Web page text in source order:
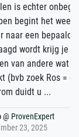
aan).
etc).